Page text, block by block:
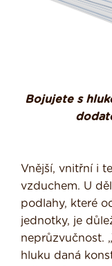
Bojujete s
Vnější, vnitřní i
vzduchem. U
podlahy, které
jednotky, je
neprůzvučnost.
hluku daná